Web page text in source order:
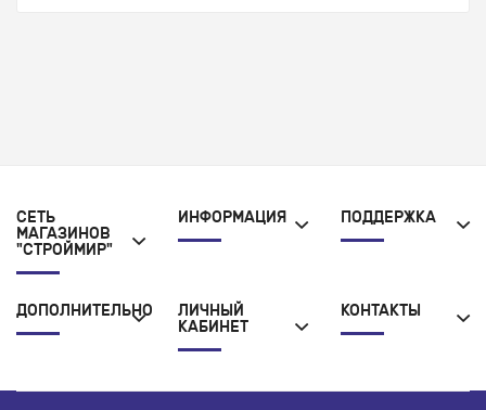
СЕТЬ
МАГАЗИНОВ
"СТРОЙМИР"
ИНФОРМАЦИЯ ПОДДЕРЖКА
ДОПОЛНИТЕЛЬНО
ЛИЧНЫЙ
КАБИНЕТ
КОНТАКТЫ